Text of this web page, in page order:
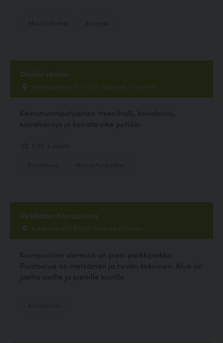
Diudiu center
Kytömaankatu 11, 33720 Tampere, Tampere
Keinonurmipohjainen treenihalli, koirakoulu,
koirahieroja ja koiratarvike putiikki.
Pirkkalan koirapuisto
Kurikantie 107, 33950 Pirkkala, Pirkkala
Koirapuiston vieressä on pieni parkkipaikka.
Puistoalue on metsäinen ja hyvän kokoinen. Alue on
jaettu isoille ja pienille koirille.